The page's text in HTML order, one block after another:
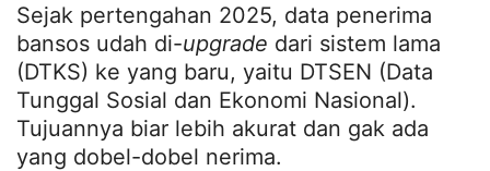
Sejak pertengahan 2025, data penerima
bansos udah di-upgrade dari sistem lama
(DTKS) ke yang baru, yaitu DTSEN (Data
Tunggal Sosial dan Ekonomi Nasional).
Tujuannya biar lebih akurat dan gak ada
yang dobel-dobel nerima.